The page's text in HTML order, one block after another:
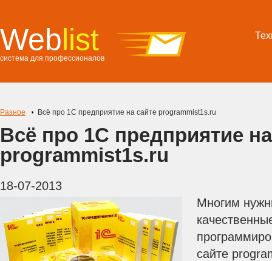
Weblist
система для профессионалов
Разное Всё про 1С предприятие на сайте programmist1s.ru
Всё про 1С предприятие
programmist1s.ru
18-07-2013
Многим
сайте